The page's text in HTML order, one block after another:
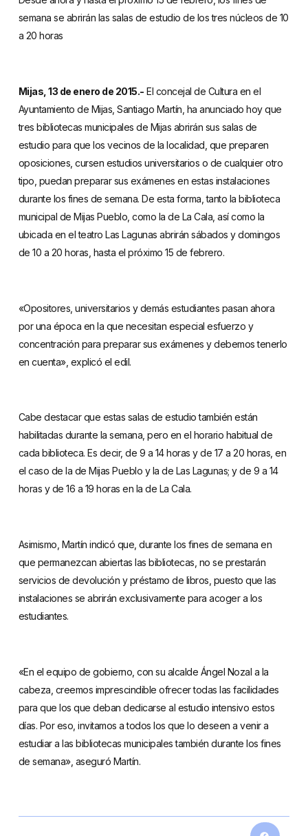
semana se abrirán las salas de estudio de los tres núcleos de 10
a 20 horas
Mijas, 13 de enero de 2015.- El concejal de Cultura en el
Ayuntamiento de Mijas, Santiago Martín, ha anunciado hoy que
tres bibliotecas municipales de Mijas abrirán sus salas de
estudio para que los vecinos de la localidad, que preparen
oposiciones, cursen estudios universitarios o de cualquier otro
tipo, puedan preparar sus exámenes en estas instalaciones
durante los fines de semana. De esta forma, tanto la biblioteca
municipal de Mijas Pueblo, como la de La Cala, así como la
ubicada en el teatro Las Lagunas abrirán sábados y domingos
de 10 a 20 horas, hasta el próximo 15 de febrero.
«Opositores, universitarios y demás estudiantes pasan ahora
por una época en la que necesitan especial esfuerzo y
concentración para preparar sus exámenes y debemos tenerlo
en cuenta», explicó el edil.
Cabe destacar que estas salas de estudio también están
habilitadas durante la semana, pero en el horario habitual de
cada biblioteca. Es decir, de 9 a 14 horas y de 17 a 20 horas, en
el caso de la de Mijas Pueblo y la de Las Lagunas; y de 9 a 14
horas y de 16 a 19 horas en la de La Cala.
Asimismo, Martín indicó que, durante los fines de semana en
que permanezcan abiertas las bibliotecas, no se prestarán
servicios de devolución y préstamo de libros, puesto que las
instalaciones se abrirán exclusivamente para acoger a los
estudiantes.
«En el equipo de gobierno, con su alcalde Ángel Nozal a la
cabeza, creemos imprescindible ofrecer todas las facilidades
para que los que deban dedicarse al estudio intensivo estos
días. Por eso, invitamos a todos los que lo deseen a venir a
estudiar a las bibliotecas municipales también durante los fines
de semana», aseguró Martín.